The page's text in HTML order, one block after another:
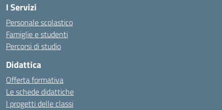
I Servizi
Personale scolastico
Famiglie e studenti
Percorsi di studio
Didattica
Offerta formativa
Le schede didattiche
I progetti delle classi